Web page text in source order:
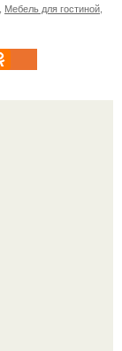
Мебель для гостиной